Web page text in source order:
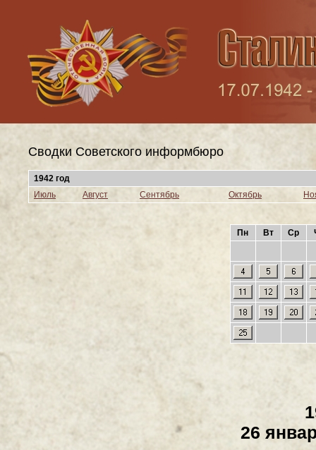
Сводки Cоветского информбюро
1942 год
Июль
Август Сентябрь Октябрь
Пн Вт Ср
26